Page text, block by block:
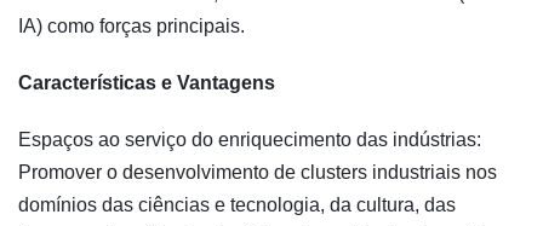
IA) como forças principais.
Características e Vantagens
Espaços ao serviço do enriquecimento das indústrias:
Promover o desenvolvimento de clusters industriais nos
domínios das ciências e tecnologia, da cultura, das